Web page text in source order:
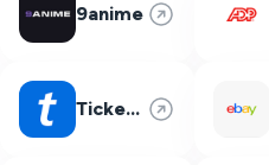
9anime
Ticketmaster